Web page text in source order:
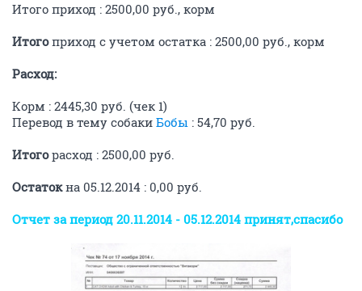
Итого приход : 2500,00 руб., корм
Итогоприход с учетом остатка : 2500,00 руб., корм
Расход:
Корм : 2445,30 руб. (чек 1)
Перевод в тему собаки Бобы : 54,70 руб.
Итогорасход : 2500,00 руб.
Остатокна 05.12.2014 : 0,00 руб.
Отчет за период 20.11.2014 - 05.12.2014 принят,спасибо